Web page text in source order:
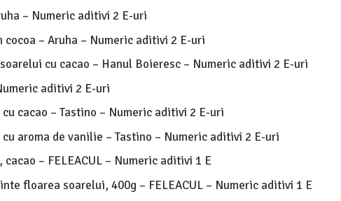
– Numeric aditivi 2 E-uri
– Aruha – Numeric aditivi 2 E-uri
cu cacao – Hanul Boieresc – Numeric aditivi 2 E-uri
aditivi 2 E-uri
cacao – Tastino – Numeric aditivi 2 E-uri
aroma de vanilie – Tastino – Numeric aditivi 2 E-uri
– FELEACUL – Numeric aditivi 1 E
floarea soarelui, 400g – FELEACUL – Numeric aditivi 1 E